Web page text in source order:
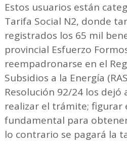
Estos usuarios están
Tarifa Social N2, donde
registrados los 65 mil
provincial Esfuerzo
reempadronarse en el
Subsidios a la Energía
Resolución 92/24 los dejó
realizar el trámite; figurar
fundamental para
lo contrario se pagará la